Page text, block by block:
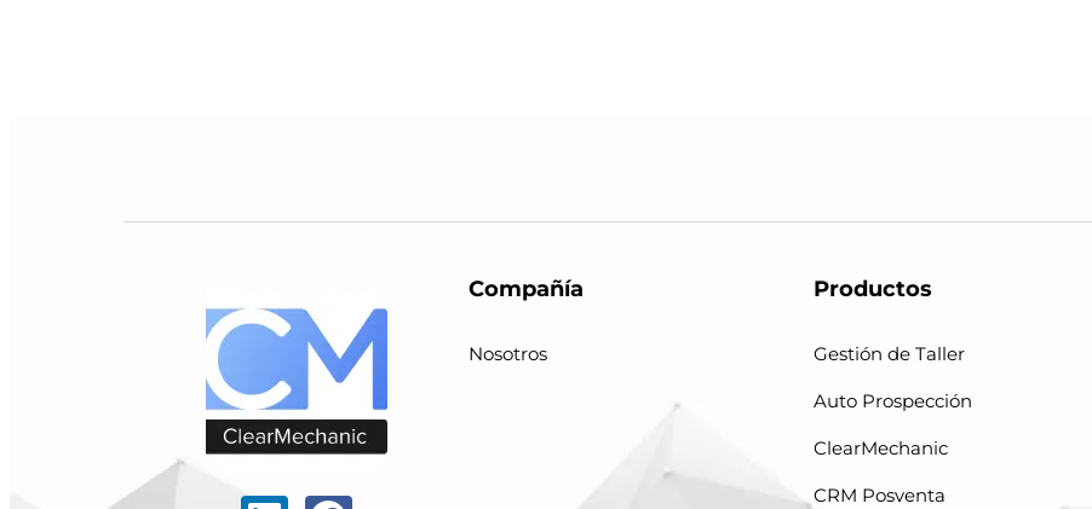
Compañía
Nosotros
Productos
Gestión de Taller
Auto Prospección
ClearMechanic
CRM Posventa